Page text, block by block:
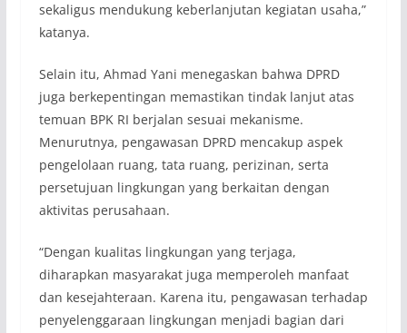
sekaligus mendukung keberlanjutan kegiatan usaha,”
katanya.
Selain itu, Ahmad Yani menegaskan bahwa DPRD
juga berkepentingan memastikan tindak lanjut atas
temuan BPK RI berjalan sesuai mekanisme.
Menurutnya, pengawasan DPRD mencakup aspek
pengelolaan ruang, tata ruang, perizinan, serta
persetujuan lingkungan yang berkaitan dengan
aktivitas perusahaan.
“Dengan kualitas lingkungan yang terjaga,
diharapkan masyarakat juga memperoleh manfaat
dan kesejahteraan. Karena itu, pengawasan terhadap
penyelenggaraan lingkungan menjadi bagian dari